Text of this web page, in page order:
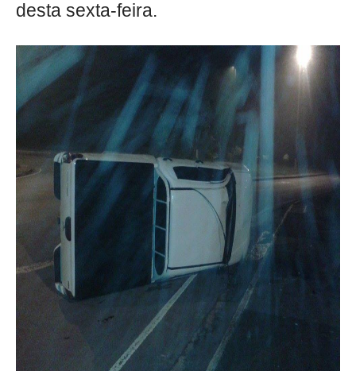
desta sexta-feira.